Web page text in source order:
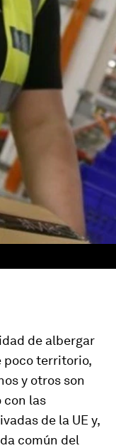
de albergar
poco territorio,
y otros son
con las
de la UE y,
común del